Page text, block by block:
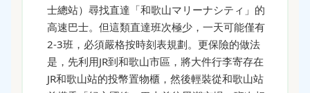
士總站）尋找直達「和歌山マリーナシティ」的
高速巴士。但這類直達班次極少，一天可能僅有
2-3班，必須嚴格按時刻表規劃。更保險的做法
是，先利用JR到和歌山市區，將大件行李寄存在
JR和歌山站的投幣置物櫃，然後輕裝從和歌山站